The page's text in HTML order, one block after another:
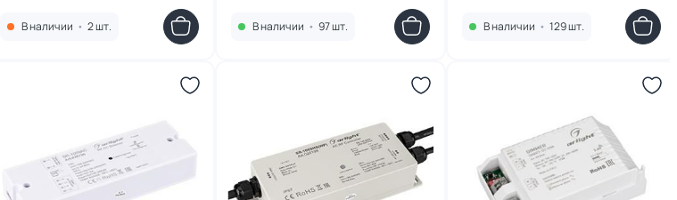
4000K 10W 00-00014419 белый
В наличии • 2 шт.
3000K 10W 00-00021326 черный
В наличии • 97 шт.
3000K 10W 00-00021329 белый
В наличии • 129 шт.